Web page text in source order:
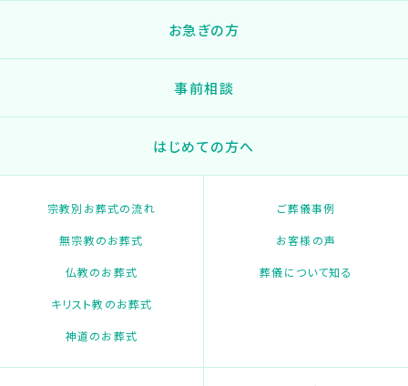
お急ぎの方
事前相談
はじめての方へ
宗教別お葬式の流れ
無宗教のお葬式
仏教のお葬式
キリスト教のお葬式
神道のお葬式
ご葬儀事例
お客様の声
葬儀について知る